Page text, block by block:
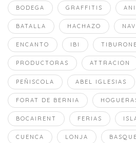
BODEGA GRAFFITIS
BATALLA HACHAZO
ENCANTO IBI
PRODUCTORAS ATTRACION
PEÑISCOLA ABEL IGLESIAS
FORAT DE BERNIA
BOCAIRENT FERIAS
CUENCA LONJA BASQUE